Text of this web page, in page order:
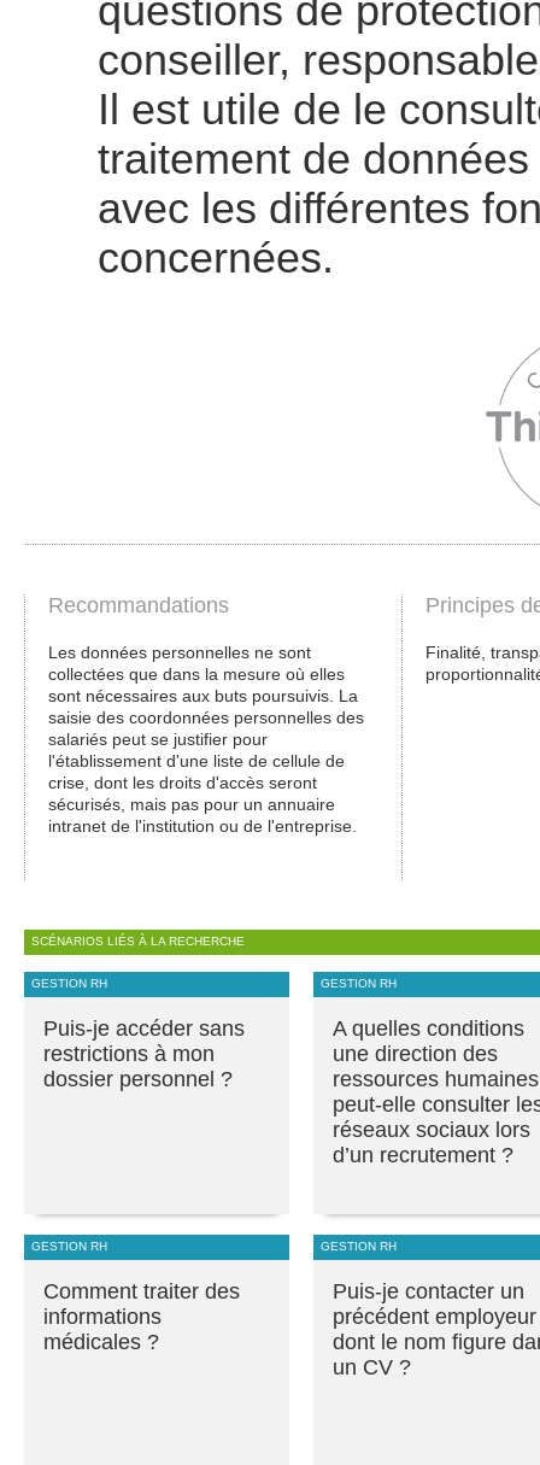
questions de
conseiller,
Il est utile de le
traitement de
avec les différentes
concernées.
Recommandations
Les données personnelles ne sont
collectées que dans la mesure où elles
sont nécessaires aux buts poursuivis. La
saisie des coordonnées personnelles des
salariés peut se justifier pour
l'établissement d'une liste de cellule de
crise, dont les droits d'accès seront
sécurisés, mais pas pour un annuaire
intranet de l'institution ou de l'entreprise.
Principes
Finalité,
SCÉNARIOS LIÉS À LA RECHERCHE
GESTION RH
Puis-je accéder sans
restrictions à mon
dossier personnel ?
GESTION RH
A quelles conditions
une direction des
ressources humaines
peut-elle consulter
réseaux sociaux lors
d’un recrutement ?
GESTION RH
Comment traiter des
informations
médicales ?
GESTION RH
Puis-je contacter un
précédent employeur
dont le nom figure
un CV ?